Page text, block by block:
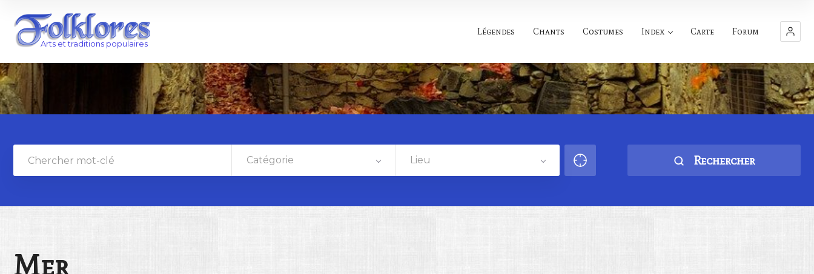
Légendes Chants Costumes Index Carte Forum
Catégorie Lieu Rechercher
Mer